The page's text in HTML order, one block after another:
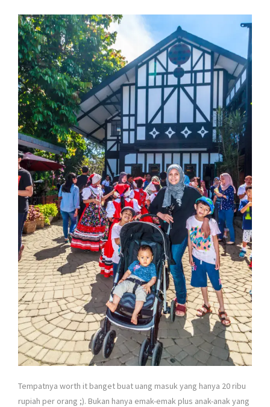
Tempatnya worth it banget buat uang masuk yang hanya 20 ribu
rupiah per orang ;). Bukan hanya emak-emak plus anak-anak yang